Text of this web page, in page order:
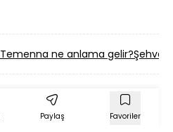
Temenna ne anlama gelir?Şehvet
Paylaş Favoriler